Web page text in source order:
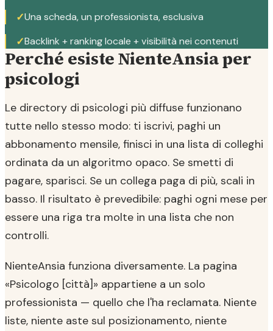
✓Una scheda, un professionista, esclusiva
✓Backlink + ranking locale + visibilità nei contenuti
Perché esiste NienteAnsia per
psicologi
Le directory di psicologi più diffuse funzionano
tutte nello stesso modo: ti iscrivi, paghi un
abbonamento mensile, finisci in una lista di colleghi
ordinata da un algoritmo opaco. Se smetti di
pagare, sparisci. Se un collega paga di più, scali in
basso. Il risultato è prevedibile: paghi ogni mese per
essere una riga tra molte in una lista che non
controlli.
NienteAnsia funziona diversamente. La pagina
«Psicologo [città]» appartiene a un solo
professionista — quello che l'ha reclamata. Niente
liste, niente aste sul posizionamento, niente